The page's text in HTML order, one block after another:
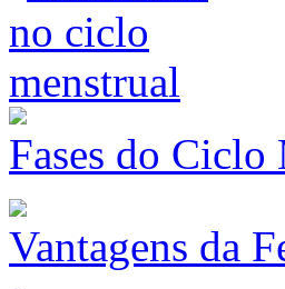
Fases do Ciclo
Vantagens da